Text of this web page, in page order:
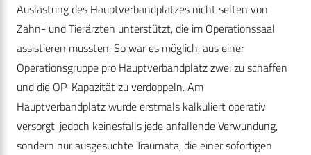
Auslastung des Hauptverbandplatzes nicht selten von
Zahn- und Tierärzten unterstützt, die im Operationssaal
assistieren mussten. So war es möglich, aus einer
Operationsgruppe pro Hauptverbandplatz zwei zu schaffen
und die OP-Kapazität zu verdoppeln. Am
Hauptverbandplatz wurde erstmals kalkuliert operativ
versorgt, jedoch keinesfalls jede anfallende Verwundung,
sondern nur ausgesuchte Traumata, die einer sofortigen